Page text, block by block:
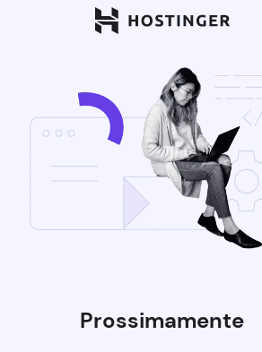
Prossimamente